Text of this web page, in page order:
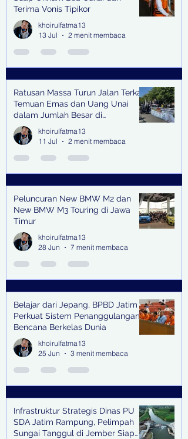
Terima Vonis Tipikor
khoirulfatma13
13 Jul
2 menit membaca
Ratusan Massa Turun Jalan Terkait
Temuan Emas dan Uang Unai
dalam Jumlah Besar di
Lingkungan Jampidsus Kejaksaan
Agung RI di Jakarta
khoirulfatma13
11 Jul
2 menit membaca
Peluncuran New BMW M2 dan
New BMW M3 Touring di Jawa
Timur
khoirulfatma13
28 Jun
7 menit membaca
Belajar dari Jepang, BPBD Jatim
Perkuat Sistem Penanggulangan
Bencana Berkelas Dunia
khoirulfatma13
25 Jun
3 menit membaca
Infrastruktur Strategis Dinas PU
SDA Jatim Rampung, Pelimpah
Sungai Tanggul di Jember Siap